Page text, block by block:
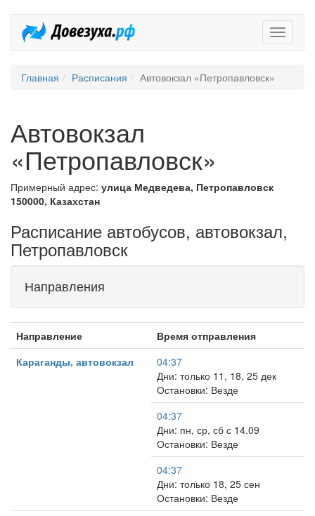
Главная Расписания Автовокзал «Петропавловск»
Автовокзал
«Петропавловск»
Примерный адрес: улица Медведева, Петропавловск
150000, Казахстан
Расписание автобусов, автовокзал,
Петропавловск
Направления
Направление
Время отправления
Караганды, автовокзал
04:37
Дни: только 11, 18, 25 дек
Остановки: Везде
04:37
Дни: пн, ср, сб с 14.09
Остановки: Везде
04:37
Дни: только 18, 25 сен
Остановки: Везде